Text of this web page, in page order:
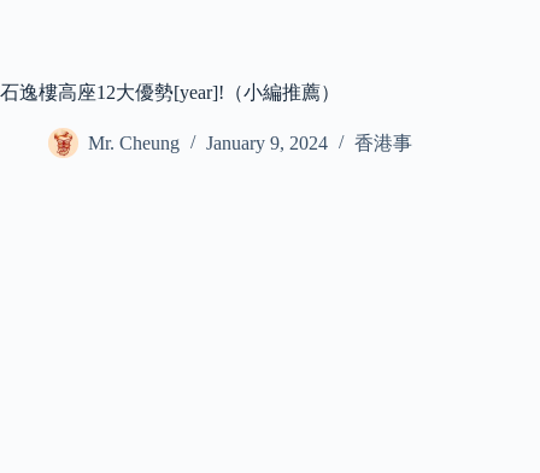
石逸樓高座12大優勢[year]!（小編推薦）
Mr. Cheung January 9, 2024 香港事